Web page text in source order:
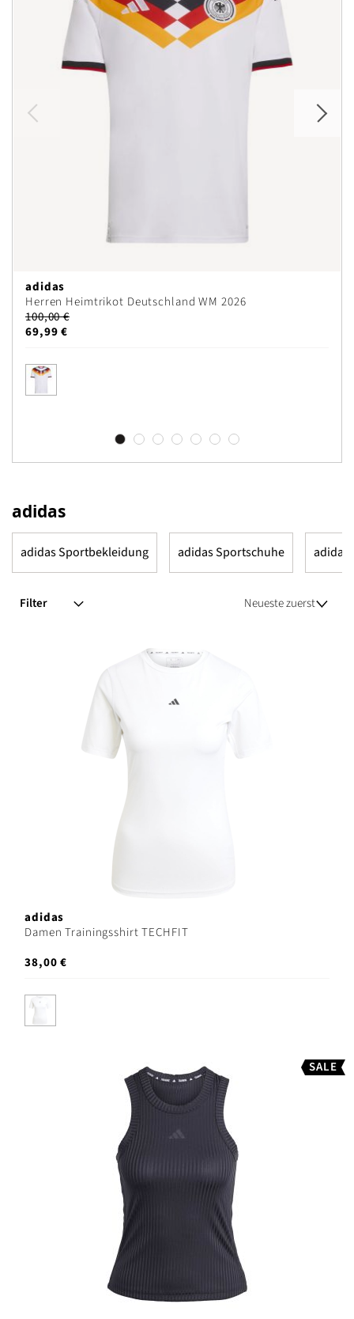
adidas
Herren Heimtrikot Deutschland WM 2026
100,00 €
69,99 €
adidas
adidas Sportbekleidung adidas Sportschuhe adidas
adidas
Damen Trainingsshirt TECHFIT
38,00 €
SALE
Filter